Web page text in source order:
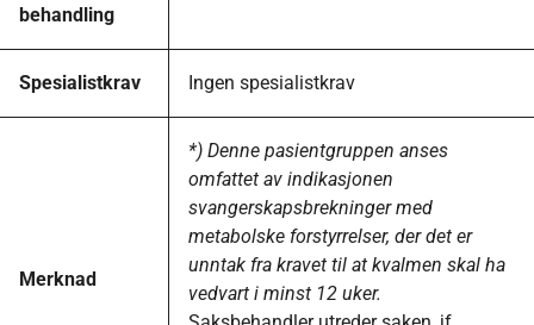
behandling
Spesialistkrav Ingen spesialistkrav
Merknad
*) Denne pasientgruppen anses
omfattet av indikasjonen
svangerskapsbrekninger med
metabolske forstyrrelser, der det er
unntak fra kravet til at kvalmen skal ha
vedvart i minst 12 uker.